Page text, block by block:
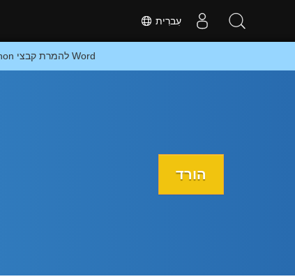
עִברִית
המרה מקוונת של Word ל-EMLX או בניית אפליקציה מבוססת Python להמרת קבצי Word
הורד